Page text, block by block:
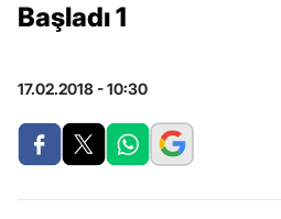
Başladı 1
17.02.2018 - 10:30